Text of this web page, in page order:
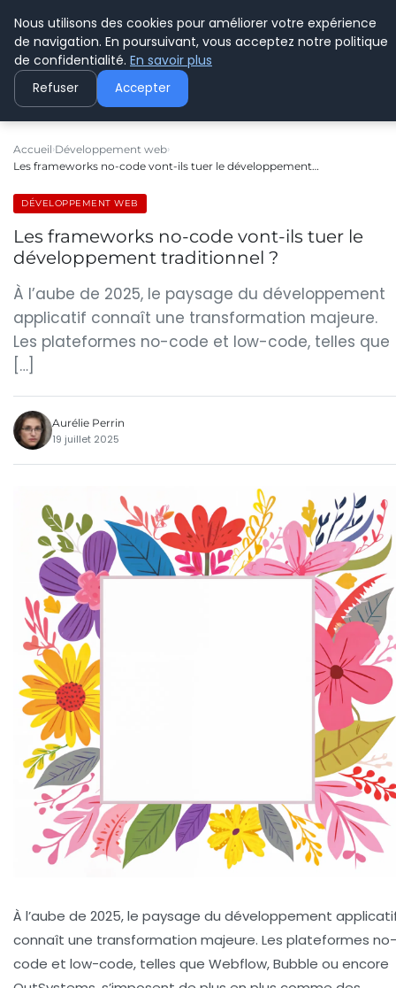
C PLUSPLUS
Accueil Développement web
Les frameworks no-code vont-ils tuer le développement…
DÉVELOPPEMENT WEB
Les frameworks no-code vont-ils tuer le
développement traditionnel ?
À l’aube de 2025, le paysage du développement
applicatif connaît une transformation majeure.
Les plateformes no-code et low-code, telles que
[…]
Aurélie Perrin
19 juillet 2025
À l’aube de 2025, le paysage du développement
connaît une transformation majeure. Les plateformes no-
code et low-code, telles que Webflow, Bubble ou encore
Nous utilisons des cookies pour améliorer votre expérience
de navigation. En poursuivant, vous acceptez notre politique
de confidentialité. En savoir plus
Refuser Accepter